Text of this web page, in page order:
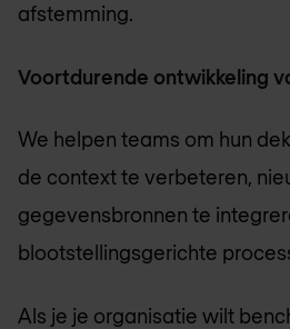
afstemming.
Voortdurende ontwikkeling
We helpen teams om hun
de context te verbeteren,
gegevensbronnen te
blootstellingsgerichte
Als je je organisatie wilt